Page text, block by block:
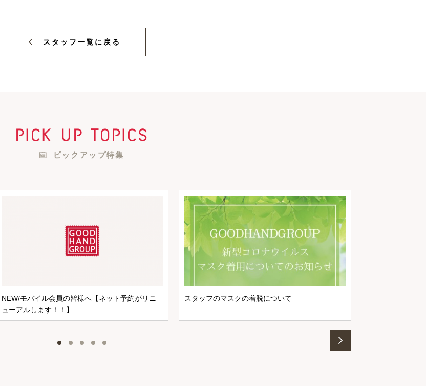
スタッフ一覧に戻る
pick up topics
ピックアップ特集
NEW/モバイル会員の皆様へ【ネット予約がリニ
ューアルします！！】
スタッフのマスクの着脱について